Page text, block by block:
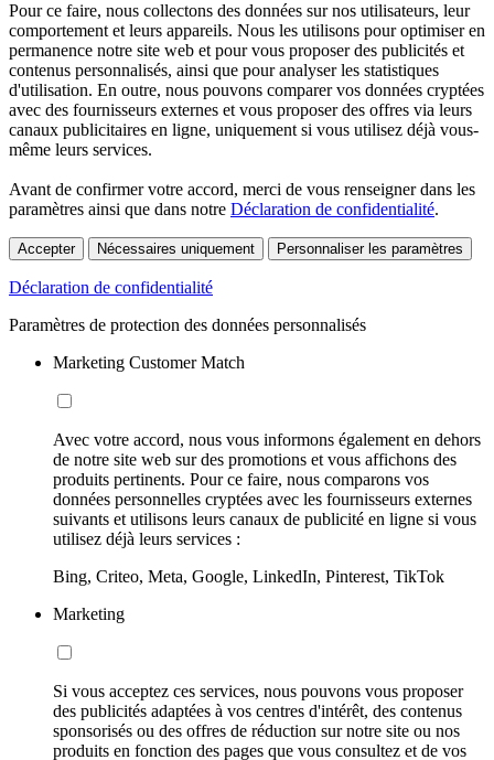
Pour ce faire, nous collectons des données sur nos utilisateurs, leur
comportement et leurs appareils. Nous les utilisons pour optimiser en
permanence notre site web et pour vous proposer des publicités et
contenus personnalisés, ainsi que pour analyser les statistiques
d'utilisation. En outre, nous pouvons comparer vos données cryptées
avec des fournisseurs externes et vous proposer des offres via leurs
canaux publicitaires en ligne, uniquement si vous utilisez déjà vous-
même leurs services.
Avant de confirmer votre accord, merci de vous renseigner dans les
paramètres ainsi que dans notre Déclaration de confidentialité.
Accepter Nécessaires uniquement Personnaliser les paramètres
Déclaration de confidentialité
Paramètres de protection des données personnalisés
Marketing Customer Match
Avec votre accord, nous vous informons également en dehors
de notre site web sur des promotions et vous affichons des
produits pertinents. Pour ce faire, nous comparons vos
données personnelles cryptées avec les fournisseurs externes
suivants et utilisons leurs canaux de publicité en ligne si vous
utilisez déjà leurs services :
Bing, Criteo, Meta, Google, LinkedIn, Pinterest, TikTok
Marketing
Si vous acceptez ces services, nous pouvons vous proposer
des publicités adaptées à vos centres d'intérêt, des contenus
sponsorisés ou des offres de réduction sur notre site ou nos
produits en fonction des pages que vous consultez et de vos